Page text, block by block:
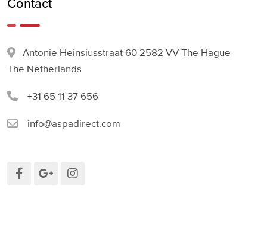
Contact
Antonie Heinsiusstraat 60 2582 VV The Hague
The Netherlands
+31 65 11 37 656
info@aspadirect.com